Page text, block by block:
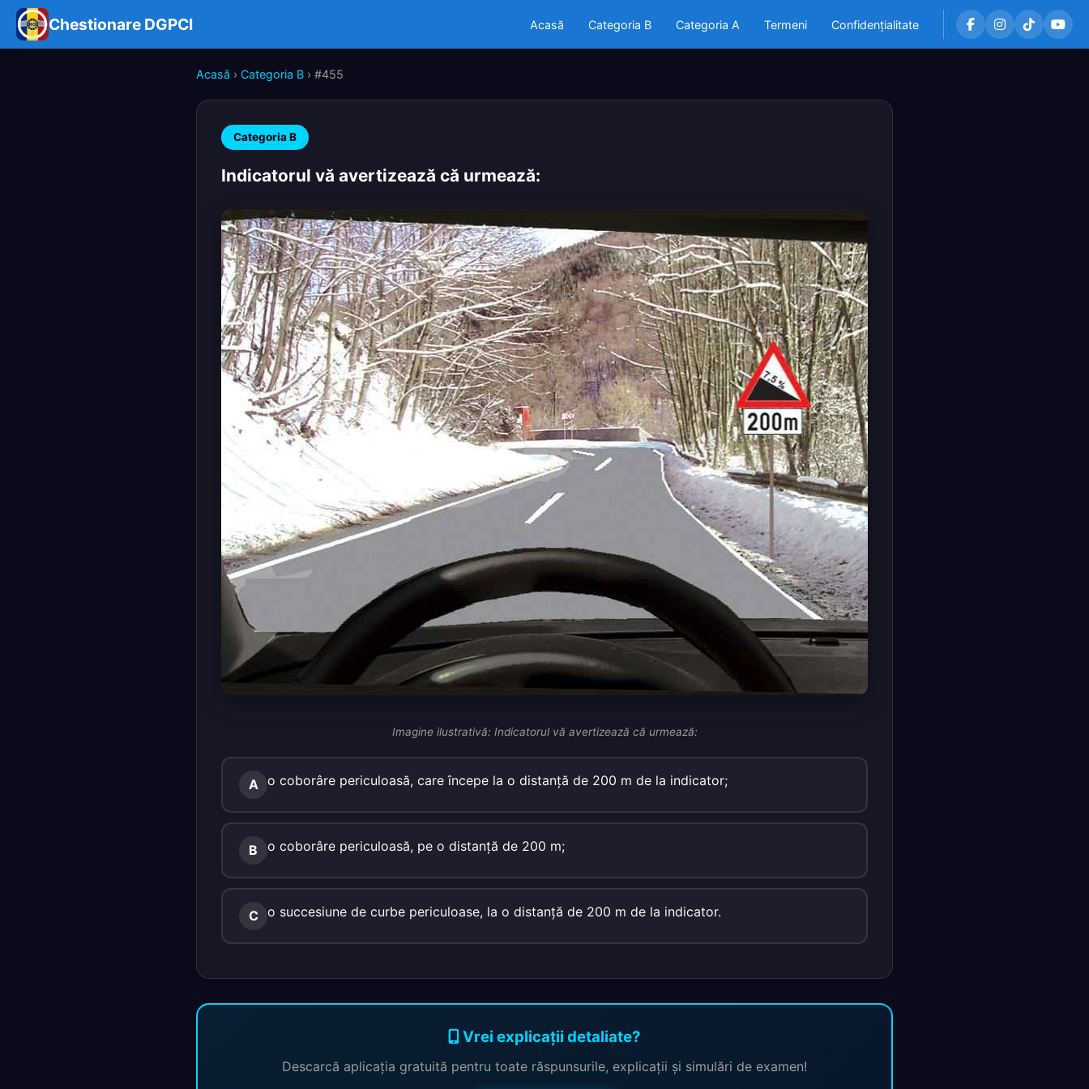
Chestionare DGPCI Acasă Categoria B Categoria A Termeni Confidențialitate
Acasă › Categoria B › #455
Categoria B
Indicatorul vă avertizează că urmează:
Imagine ilustrativă: Indicatorul vă avertizează că urmează:
A o coborâre periculoasă, care începe la o distanţă de 200 m de la indicator;
B o coborâre periculoasă, pe o distanţă de 200 m;
C o succesiune de curbe periculoase, la o distanţă de 200 m de la indicator.
Vrei explicații detaliate?
Descarcă aplicația gratuită pentru toate răspunsurile, explicații și simulări de examen!